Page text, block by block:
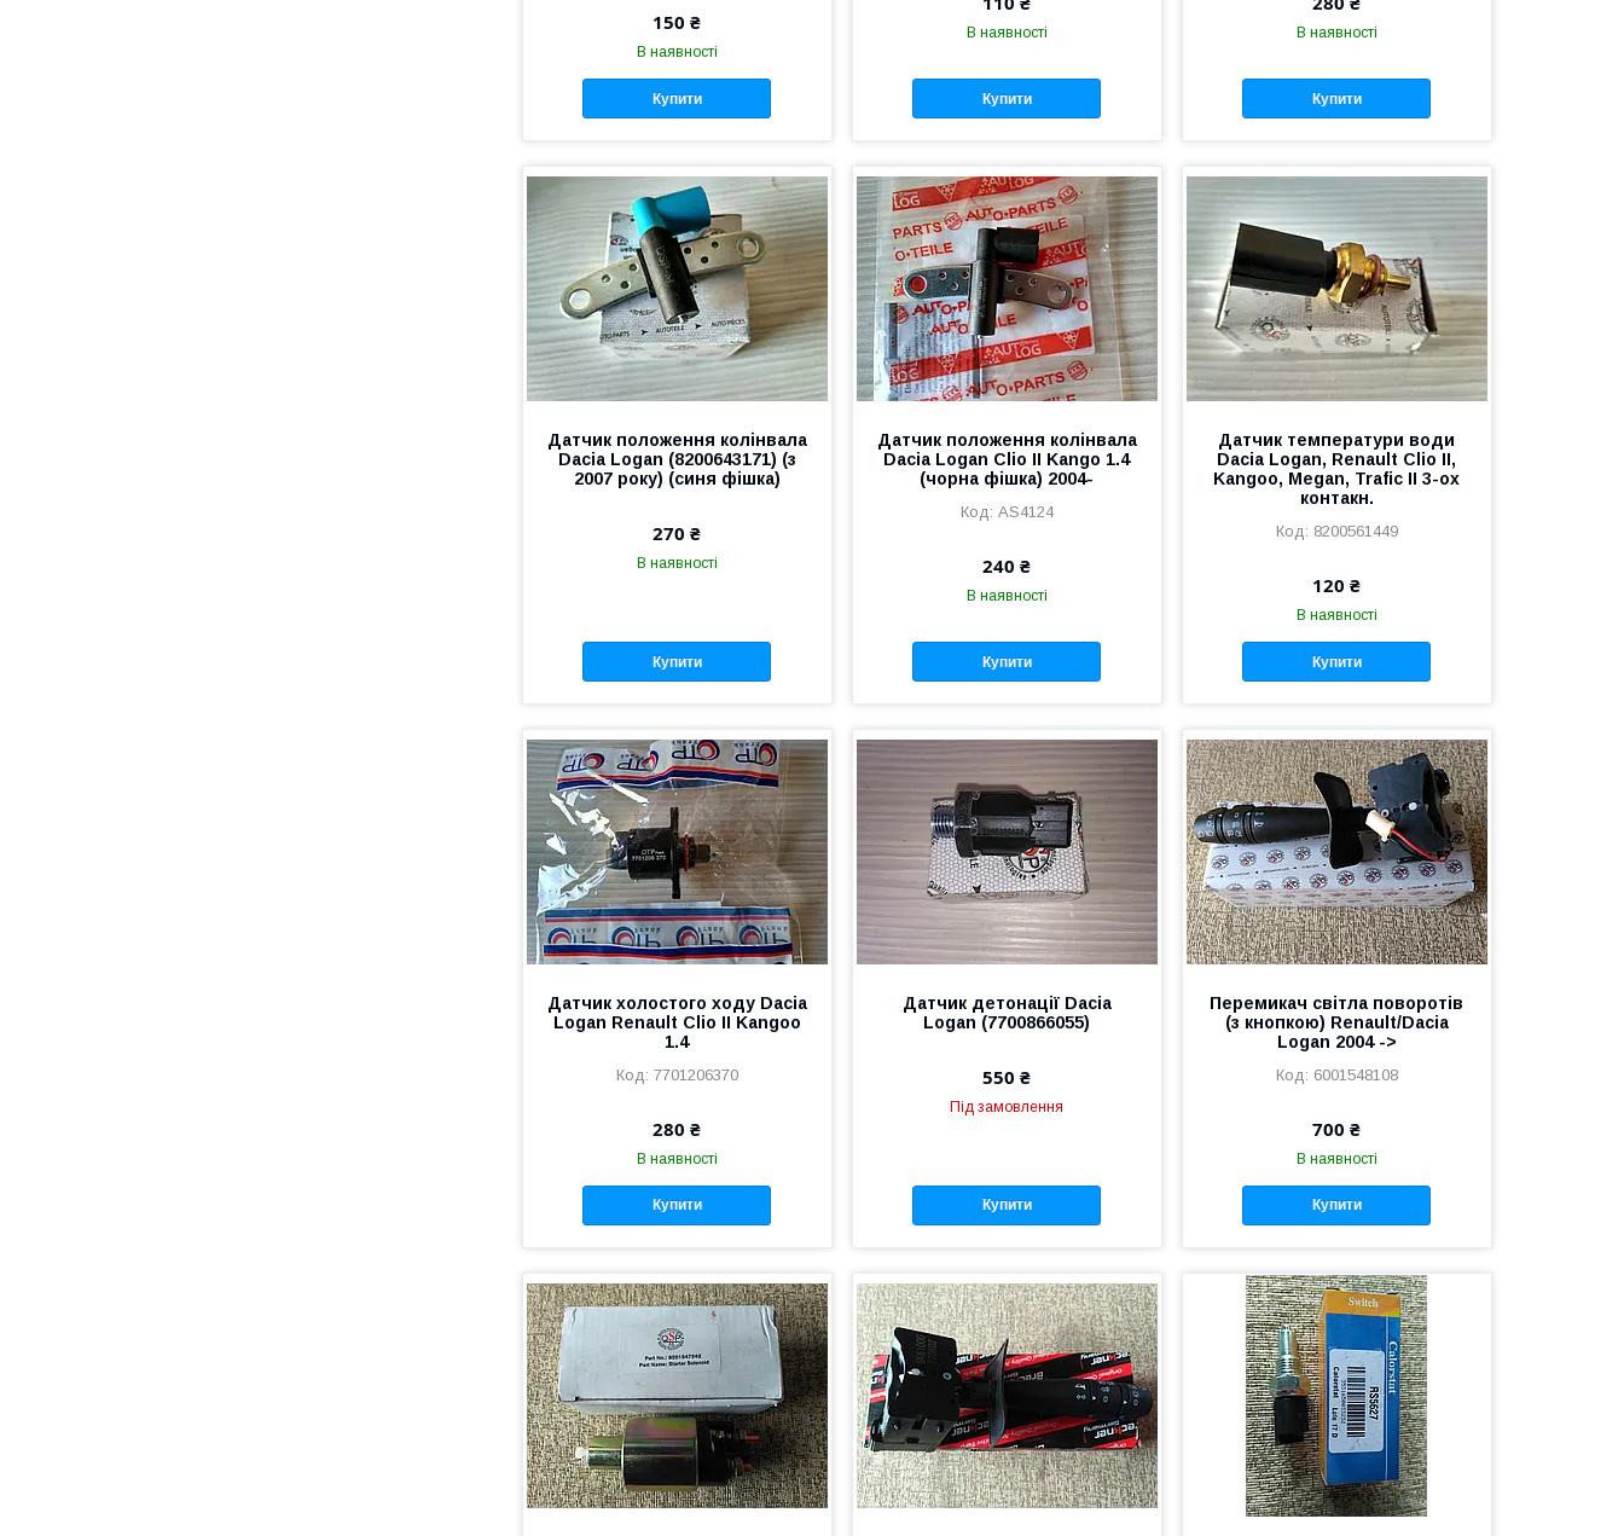
150 ₴
В наявності
Купити
В наявності
Купити
В наявності
Купити
Датчик положення колінвала
Dacia Logan (8200643171) (з
2007 року) (синя фішка)
270 ₴
В наявності
Купити
Датчик положення колінвала
Dacia Logan Clio II Kango 1.4
(чорна фішка) 2004-
AS4124
240 ₴
В наявності
Купити
Датчик температури води
Dacia Logan, Renault Clio II,
Kangoo, Megan, Trafic II 3-ох
контакн.
8200561449
120 ₴
В наявності
Купити
Датчик холостого ходу Dacia
Logan Renault Clio II Kangoo
1.4
7701206370
280 ₴
В наявності
Купити
Датчик детонації Dacia
Logan (7700866055)
550 ₴
Під замовлення
Купити
Перемикач світла поворотів
(з кнопкою) Renault/Dacia
Logan 2004 ->
6001548108
700 ₴
В наявності
Купити